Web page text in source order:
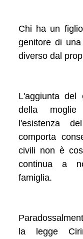
Chi ha un
genitore di
diverso dal
L'aggiunta del
della moglie
l'esistenza
comporta
civili non è
continua a
famiglia.
la legge